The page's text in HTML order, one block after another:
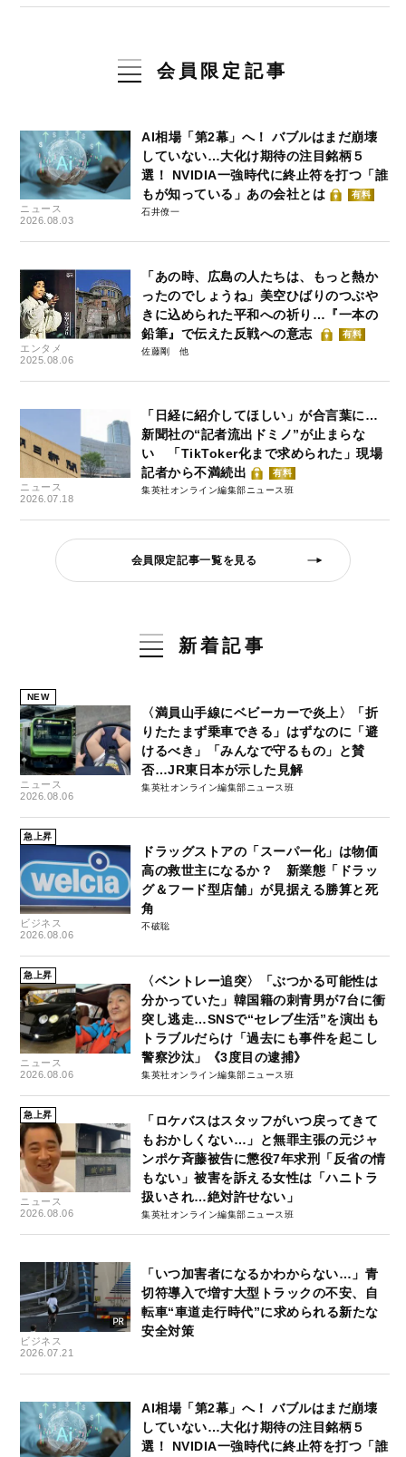
会員限定記事
ニュース
2026.08.03
AI相場「第2幕」へ！ バブルはまだ崩壊
していない…大化け期待の注目銘柄５
選！ NVIDIA一強時代に終止符を打つ「誰
もが知っている」あの会社とは
有料
石井僚一
エンタメ
2025.08.06
「あの時、広島の人たちは、もっと熱か
ったのでしょうね」美空ひばりのつぶや
きに込められた平和への祈り…『一本の
鉛筆』で伝えた反戦への意志
有料
佐藤剛
ニュース
2026.07.18
「日経に紹介してほしい」が合言葉に…
新聞社の“記者流出ドミノ”が止まらな
い 「TikToker化まで求められた」現場
記者から不満続出
有料
集英社オンライン編集部ニュース班
会員限定記事一覧を見る
新着記事
NEW
ニュース
2026.08.06
〈満員山手線にベビーカーで炎上〉「折
りたたまず乗車できる」はずなのに「避
けるべき」「みんなで守るもの」と賛
否…JR東日本が示した見解
集英社オンライン編集部ニュース班
急上昇
ビジネス
2026.08.06
ドラッグストアの「スーパー化」は物価
高の救世主になるか？ 新業態「ドラッ
グ＆フード型店舗」が見据える勝算と死
角
不破聡
急上昇
ニュース
2026.08.06
〈ベントレー追突〉「ぶつかる可能性は
分かっていた」韓国籍の刺青男が7台に衝
突し逃走…SNSで“セレブ生活”を演出も
トラブルだらけ「過去にも事件を起こし
警察沙汰」《3度目の逮捕》
集英社オンライン編集部ニュース班
急上昇
ニュース
2026.08.06
「ロケバスはスタッフがいつ戻ってきて
もおかしくない…」と無罪主張の元ジャ
ンポケ斉藤被告に懲役7年求刑「反省の情
もない」被害を訴える女性は「ハニトラ
扱いされ…絶対許せない」
集英社オンライン編集部ニュース班
ビジネス
2026.07.21
「いつ加害者になるかわからない…」青
切符導入で増す大型トラックの不安、自
転車“車道走行時代”に求められる新たな
安全対策
AI相場「第2幕」へ！ バブルはまだ崩壊
していない…大化け期待の注目銘柄５
選！ NVIDIA一強時代に終止符を打つ「誰